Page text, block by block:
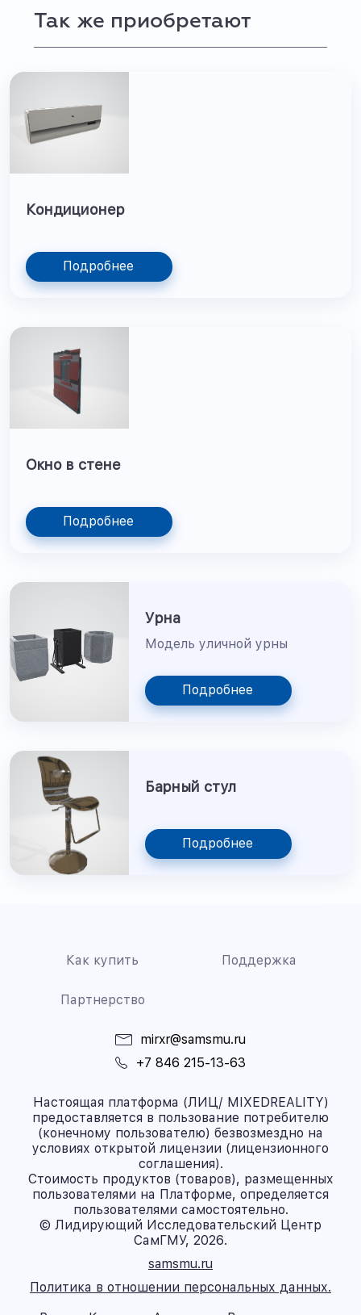
Так же приобретают
Кондиционер
Подробнее
Окно в стене
Подробнее
Урна
Модель уличной урны
Подробнее
Барный стул
Подробнее
Как купить Поддержка
Партнерство
mirxr@samsmu.ru
+7 846 215-13-63
Настоящая платформа (ЛИЦ/ MIXEDREALITY)
предоставляется в пользование потребителю
(конечному пользователю) безвозмездно на
условиях открытой лицензии (лицензионного
соглашения).
Стоимость продуктов (товаров), размещенных
пользователями на Платформе, определяется
пользователями самостоятельно.
© Лидирующий Исследовательский Центр
СамГМУ, 2026.
samsmu.ru
Политика в отношении персональных данных.